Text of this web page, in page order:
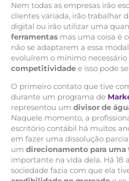
Nem todas as empresas irão
clientes variada, irão trabalhar
digital ou irão utilizar uma
ferramentasmas uma coisa é
não se adaptarem a essa
evoluírem o mínimo necessário
competitividadee isso pode
O primeiro contato que tive
durante um programa de
representou um divisor de
Naquele momento, a
escritório contábil há muitos
em fazer uma dissolução
um direcionamento para uma
importante na vida dela. Há 18
sociedade fazia com que ela